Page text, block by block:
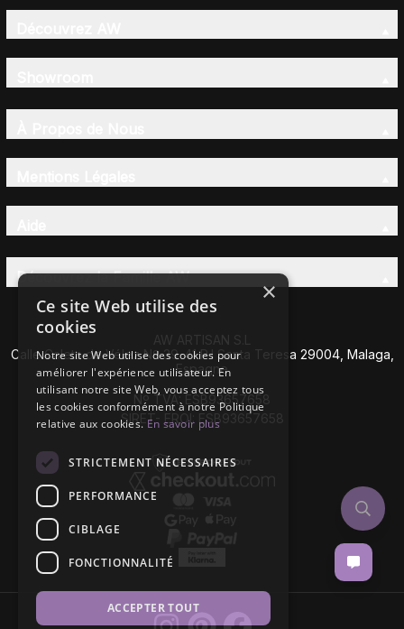
Découvrez la Famille AW
AW ARTISAN S.L
Calle Caleta de Vélez Nº 39-41 P.I Santa Teresa 29004, Malaga,
Espagne
Nº TVA: ESB93657658
SIRET- EROI: ESB93657658
×
Ce site Web utilise des
cookies
Notre site Web utilise des cookies pour
améliorer l'expérience utilisateur. En
utilisant notre site Web, vous acceptez tous
les cookies conformément à notre Politique
relative aux cookies.En savoir plus
STRICTEMENT NÉCESSAIRES
PERFORMANCE
CIBLAGE
FONCTIONNALITÉ
ACCEPTER TOUT